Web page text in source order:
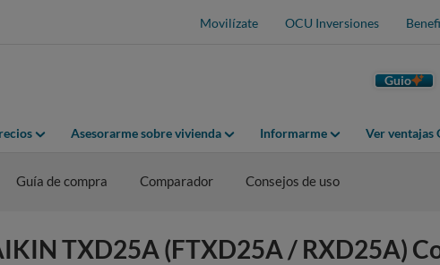
Movilízate OCU Inversiones
Guio
Asesorarme sobre vivienda Informarme Ver ventajas
Guía de compra Comparador Consejos de uso
TXD25A (FTXD25A / RXD25A)